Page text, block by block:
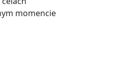
momencie